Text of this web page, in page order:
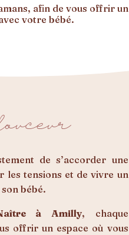
afin de vous offrir un
votre bébé.
de s’accorder une
les tensions et de vivre un
bébé.
à Amilly, chaque
offrir un espace où vous